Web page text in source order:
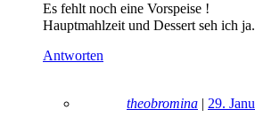
Es fehlt noch eine Vorspeise !
Hauptmahlzeit und Dessert seh ich
Antworten
theobromina | 29.